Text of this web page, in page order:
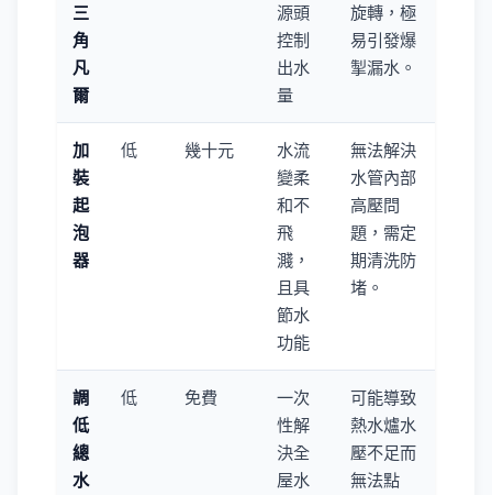
三
角
凡
爾
源頭
控制
出水
量
旋轉，極
易引發爆
掣漏水。
加
裝
起
泡
器
低 幾十元
水流
變柔
和不
飛
濺，
且具
節水
功能
無法解決
水管內部
高壓問
題，需定
期清洗防
堵。
調
低
總
水
低 免費
一次
性解
決全
屋水
可能導致
熱水爐水
壓不足而
無法點